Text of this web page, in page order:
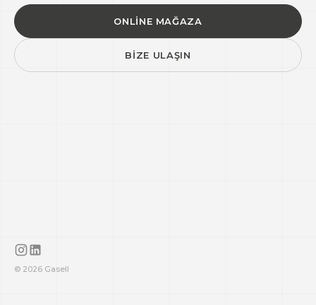
ONLINE MAĞAZA
BIZE ULAŞIN
© 2026 Gasell